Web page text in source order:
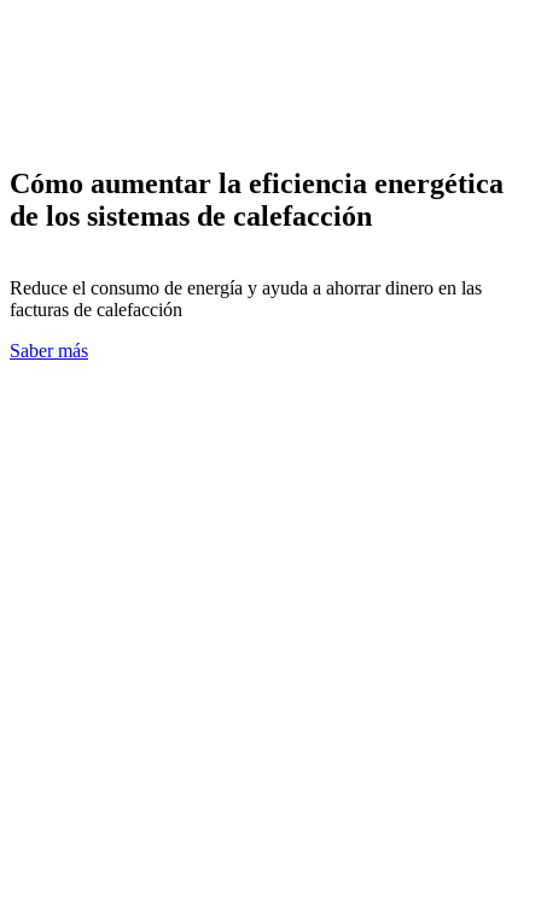
Cómo aumentar la eficiencia energética
de los sistemas de calefacción
Reduce el consumo de energía y ayuda a ahorrar dinero en las
facturas de calefacción
Saber más